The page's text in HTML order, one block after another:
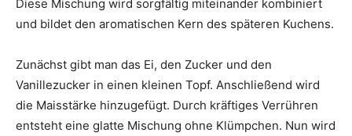
Diese Mischung wird sorgfältig miteinander kombiniert
und bildet den aromatischen Kern des späteren Kuchens.
Zunächst gibt man das Ei, den Zucker und den
Vanillezucker in einen kleinen Topf. Anschließend wird
die Maisstärke hinzugefügt. Durch kräftiges Verrühren
entsteht eine glatte Mischung ohne Klümpchen. Nun wird